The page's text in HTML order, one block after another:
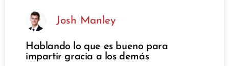
Josh Manley
Hablando lo que es bueno para
impartir gracia a los demás